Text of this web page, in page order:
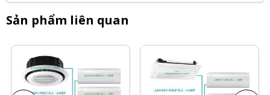
Sản phẩm liên quan